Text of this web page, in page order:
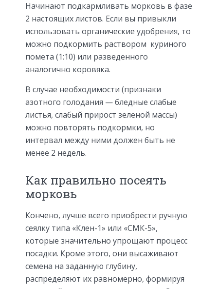
Начинают подкармливать морковь в фазе
2 настоящих листов. Если вы привыкли
использовать органические удобрения, то
можно подкормить раствором куриного
помета (1:10) или разведенного
аналогично коровяка.
В случае необходимости (признаки
азотного голодания — бледные слабые
листья, слабый прирост зеленой массы)
можно повторять подкормки, но
интервал между ними должен быть не
менее 2 недель.
Как правильно посеять
морковь
Кончено, лучше всего приобрести ручную
сеялку типа «Клен-1» или «СМК-5»,
которые значительно упрощают процесс
посадки. Кроме этого, они высаживают
семена на заданную глубину,
распределяют их равномерно, формируя